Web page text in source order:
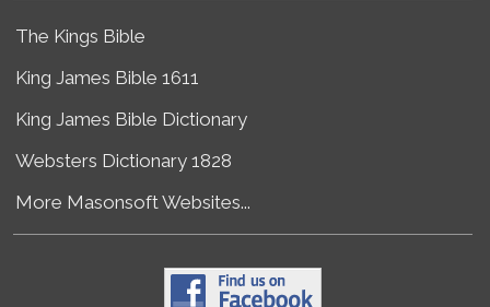
The Kings Bible
King James Bible 1611
King James Bible Dictionary
Websters Dictionary 1828
More Masonsoft Websites...